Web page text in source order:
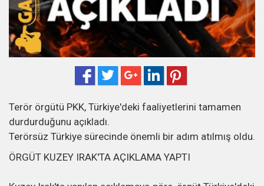
Terör örgütü PKK, Türkiye'deki faaliyetlerini tamamen
durdurduğunu açıkladı.
Terörsüz Türkiye sürecinde önemli bir adım atılmış oldu.
ÖRGÜT KUZEY IRAK'TA AÇIKLAMA YAPTI